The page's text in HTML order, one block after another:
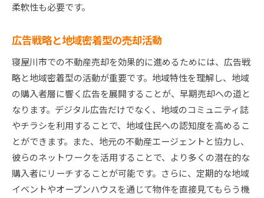
柔軟性も必要です。
広告戦略と地域密着型の売却活動
寝屋川市での不動産売却を効果的に進めるためには、広告戦
略と地域密着型の活動が重要です。地域特性を理解し、地域
の購入者層に響く広告を展開することが、早期売却への道と
なります。デジタル広告だけでなく、地域のコミュニティ誌
やチラシを利用することで、地域住民への認知度を高めるこ
とができます。また、地元の不動産エージェントと協力し、
彼らのネットワークを活用することで、より多くの潜在的な
購入者にリーチすることが可能です。さらに、定期的な地域
イベントやオープンハウスを通じて物件を直接見てもらう機